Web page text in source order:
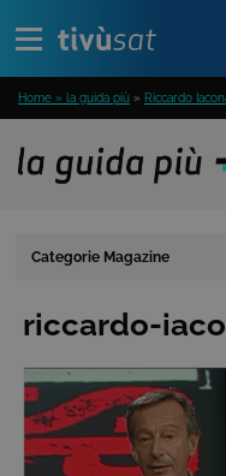
Home » la guida più » Riccardo
Categorie Magazine
riccardo-